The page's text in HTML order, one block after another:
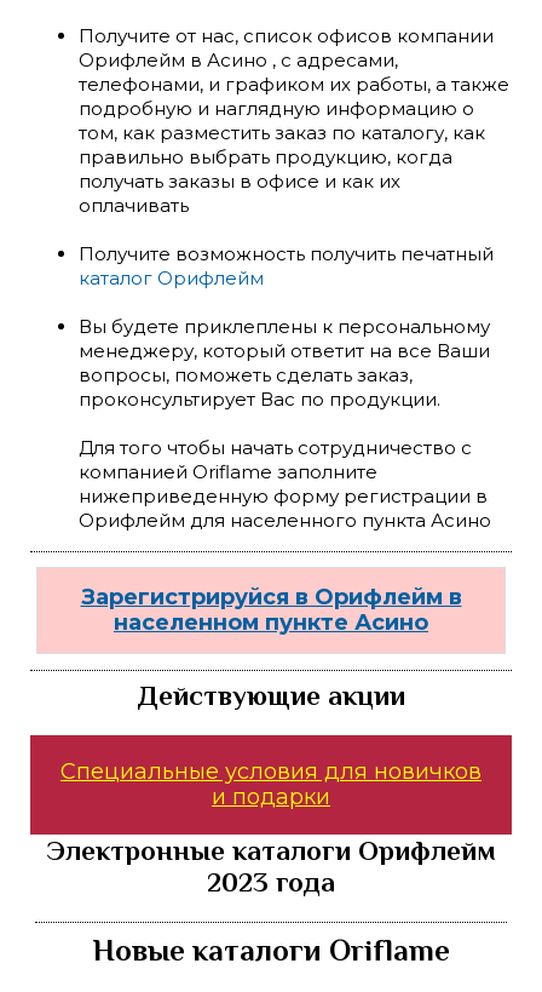
Получите от нас, список офисов компании
Орифлейм в Асино , с адресами,
телефонами, и графиком их работы, а также
подробную и наглядную информацию о
том, как разместить заказ по каталогу, как
правильно выбрать продукцию, когда
получать заказы в офисе и как их
оплачивать
Получите возможность получить печатный
каталог Орифлейм
Вы будете приклеплены к персональному
менеджеру, который ответит на все Ваши
вопросы, поможеть сделать заказ,
проконсультирует Вас по продукции.
Для того чтобы начать сотрудничество с
компанией Oriflame заполните
нижеприведенную форму регистрации в
Орифлейм для населенного пункта Асино
Зарегистрируйся в Орифлейм в
населенном пункте Асино
Действующие акции
Специальные условия для новичков
и подарки
Электронные каталоги Орифлейм
2023 года
Новые каталоги Oriflame